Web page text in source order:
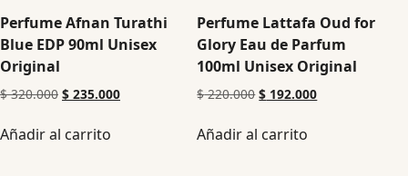
Perfume Afnan Turathi
Blue EDP 90ml Unisex
Original
$320.000 $ 235.000
Añadir al carrito
Perfume Lattafa Oud for
Glory Eau de Parfum
100ml Unisex Original
$220.000 $ 192.000
Añadir al carrito